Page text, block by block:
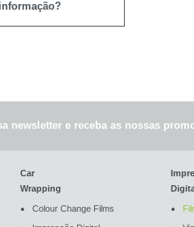
newsletter e receba as nossas
Car
Wrapping
Colour Change Films